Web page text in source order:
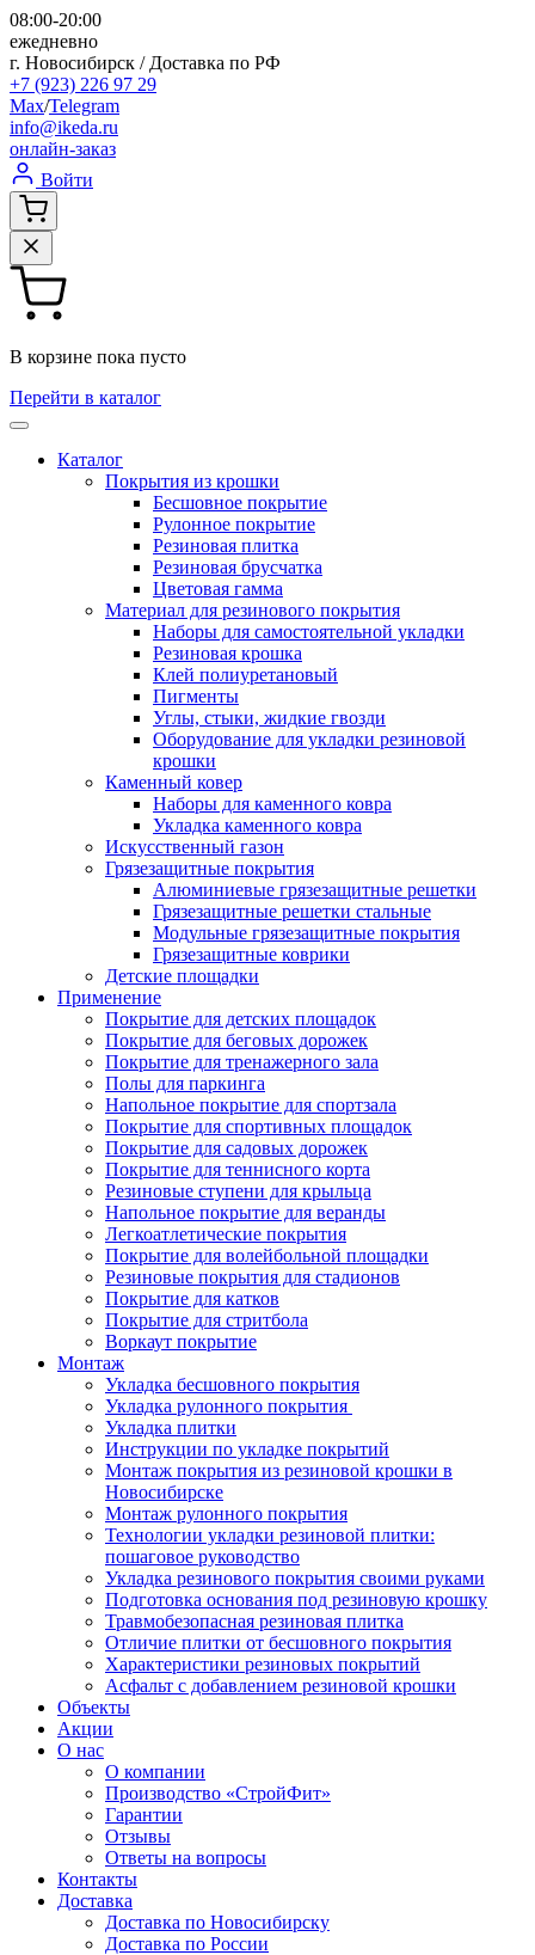
08:00-20:00
ежедневно
г. Новосибирск / Доставка по РФ
+7 (923) 226 97 29
Max/Telegram
info@ikeda.ru
онлайн-заказ
Войти
В корзине пока пусто
Перейти в каталог
Каталог
Покрытия из крошки
Бесшовное покрытие
Рулонное покрытие
Резиновая плитка
Резиновая брусчатка
Цветовая гамма
Материал для резинового покрытия
Наборы для самостоятельной укладки
Резиновая крошка
Клей полиуретановый
Пигменты
Углы, стыки, жидкие гвозди
Оборудование для укладки резиновой
крошки
Каменный ковер
Наборы для каменного ковра
Укладка каменного ковра
Искусственный газон
Грязезащитные покрытия
Алюминиевые грязезащитные решетки
Грязезащитные решетки стальные
Модульные грязезащитные покрытия
Грязезащитные коврики
Детские площадки
Применение
Покрытие для детских площадок
Покрытие для беговых дорожек
Покрытие для тренажерного зала
Полы для паркинга
Напольное покрытие для спортзала
Покрытие для спортивных площадок
Покрытие для садовых дорожек
Покрытие для теннисного корта
Резиновые ступени для крыльца
Напольное покрытие для веранды
Легкоатлетические покрытия
Покрытие для волейбольной площадки
Резиновые покрытия для стадионов
Покрытие для катков
Покрытие для стритбола
Воркаут покрытие
Монтаж
Укладка бесшовного покрытия
Укладка рулонного покрытия
Укладка плитки
Инструкции по укладке покрытий
Монтаж покрытия из резиновой крошки в
Новосибирске
Монтаж рулонного покрытия
Технологии укладки резиновой плитки:
пошаговое руководство
Укладка резинового покрытия своими руками
Подготовка основания под резиновую крошку
Травмобезопасная резиновая плитка
Отличие плитки от бесшовного покрытия
Характеристики резиновых покрытий
Асфальт с добавлением резиновой крошки
Объекты
Акции
О нас
О компании
Производство «СтройФит»
Гарантии
Отзывы
Ответы на вопросы
Контакты
Доставка
Доставка по Новосибирску
Доставка по России